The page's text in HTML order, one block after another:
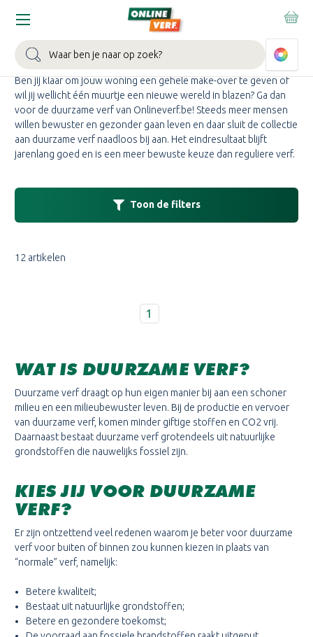
Zoeken
Home Duurzame verf
DUURZAME VERF KOPEN
Ben jij klaar om jouw woning een gehele make-over te geven of
wil jij wellicht één muurtje een nieuwe wereld in blazen? Ga dan
voor de duurzame verf van Onlineverf.be! Steeds meer mensen
willen bewuster en gezonder gaan leven en daar sluit de collectie
aan duurzame verf naadloos bij aan. Het eindresultaat blijft
jarenlang goed en is een meer bewuste keuze dan reguliere verf.
12 artikelen
1
Toon de filters
WAT IS DUURZAME VERF?
Duurzame verf draagt op hun eigen manier bij aan een schoner
milieu en een milieubewuster leven. Bij de productie en vervoer
van duurzame verf, komen minder giftige stoffen en CO2 vrij.
Daarnaast bestaat duurzame verf grotendeels uit natuurlijke
grondstoffen die nauwelijks fossiel zijn.
KIES JIJ VOOR DUURZAME
VERF?
Er zijn ontzettend veel redenen waarom je beter voor duurzame
verf voor buiten of binnen zou kunnen kiezen in plaats van
“normale” verf, namelijk:
Betere kwaliteit;
Bestaat uit natuurlijke grondstoffen;
Betere en gezondere toekomst;